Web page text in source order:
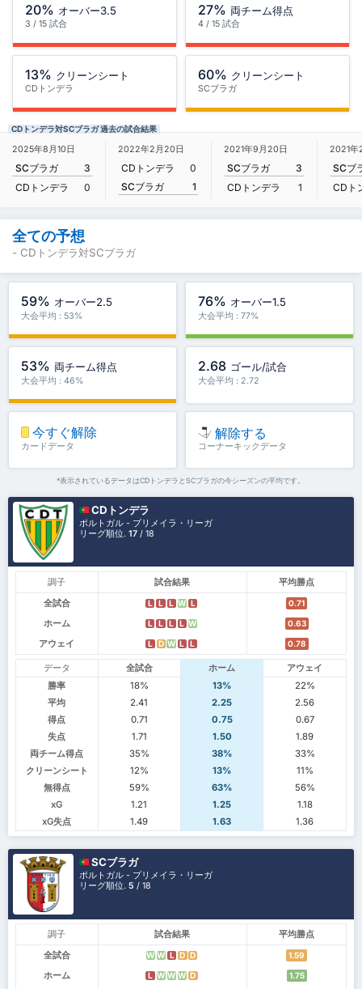
20% オーバー3.5
3 / 15 試合
27% 両チーム得点
4 / 15 試合
13% クリーンシート
CDトンデラ
60% クリーンシート
SCブラガ
CDトンデラ対SCブラガ 過去の試合結果
2025年8月10日
SCブラガ
3
CDトンデラ
0
2022年2月20日
CDトンデラ
0
SCブラガ
1
2021年9月20日
SCブラガ
3
CDトンデラ
1
2021年
SCブ
CDト
全ての予想
- CDトンデラ対SCブラガ
59% オーバー2.5
大会平均 : 53%
76% オーバー1.5
大会平均 : 77%
53% 両チーム得点
大会平均 : 46%
2.68 ゴール/試合
大会平均 : 2.72
今すぐ解除
カードデータ
解除する
コーナーキックデータ
*表示されているデータはCDトンデラとSCブラガの今シーズンの平均です。
CDトンデラ
ポルトガル - プリメイラ・リーガ
リーグ順位.17 / 18
調子 試合結果
平均勝点
全試合
L L L W L 0.71
ホーム L L L L W 0.63
アウェイ L D W L L 0.78
データ 全試合 ホーム
アウェイ
勝率
18% 13%
22%
平均
2.41 2.25
2.56
得点
0.71 0.75
0.67
失点
1.71 1.50
1.89
両チーム得点
35% 38%
33%
クリーンシート
12% 13%
11%
無得点
59% 63%
56%
xG
1.21 1.25
1.18
xG失点
1.49 1.63 1.36
SCブラガ
ポルトガル - プリメイラ・リーガ
リーグ順位.5 / 18
調子 試合結果
平均勝点
全試合
WW L D D 1.59
ホーム L WWW D 1.75